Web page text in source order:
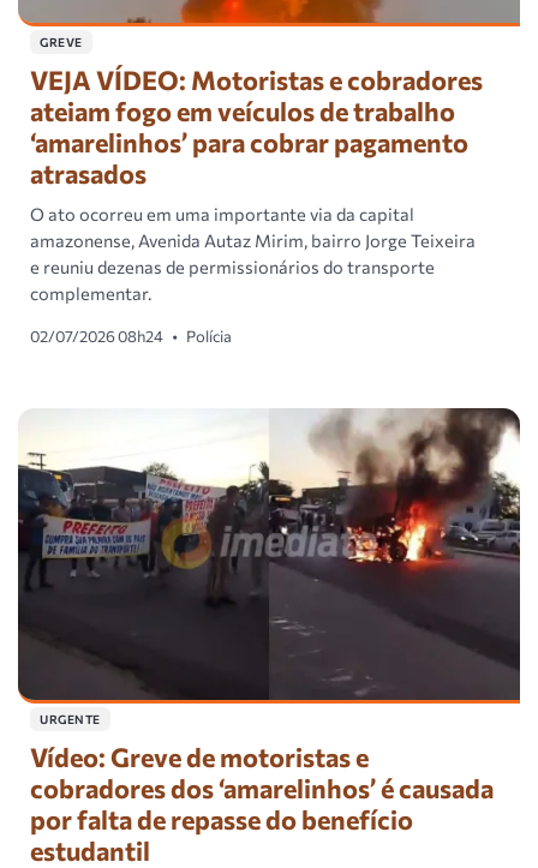
GREVE
VEJA VÍDEO: Motoristas e cobradores
ateiam fogo em veículos de trabalho
‘amarelinhos’ para cobrar pagamento
atrasados
O ato ocorreu em uma importante via da capital
amazonense, Avenida Autaz Mirim, bairro Jorge Teixeira
e reuniu dezenas de permissionários do transporte
complementar.
02/07/2026 08h24 • Polícia
URGENTE
Vídeo: Greve de motoristas e
cobradores dos ‘amarelinhos’ é causada
por falta de repasse do benefício
estudantil